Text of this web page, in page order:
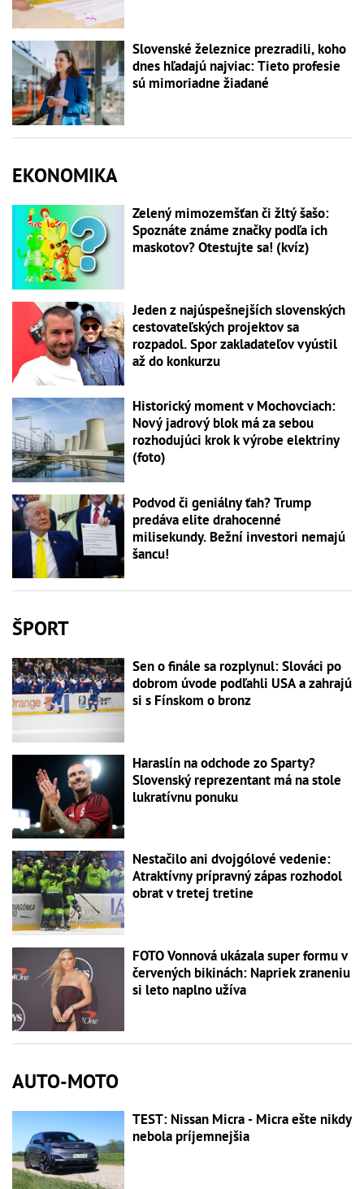
Slovenské železnice prezradili, koho
dnes hľadajú najviac: Tieto profesie
sú mimoriadne žiadané
EKONOMIKA
Zelený mimozemšťan či žltý šašo:
Spoznáte známe značky podľa ich
maskotov? Otestujte sa! (kvíz)
Jeden z najúspešnejších slovenských
cestovateľských projektov sa
rozpadol. Spor zakladateľov vyústil
až do konkurzu
Historický moment v Mochovciach:
Nový jadrový blok má za sebou
rozhodujúci krok k výrobe elektriny
(foto)
Podvod či geniálny ťah? Trump
predáva elite drahocenné
milisekundy. Bežní investori nemajú
šancu!
ŠPORT
Sen o finále sa rozplynul: Slováci po
dobrom úvode podľahli USA a zahrajú
si s Fínskom o bronz
Haraslín na odchode zo Sparty?
Slovenský reprezentant má na stole
lukratívnu ponuku
Nestačilo ani dvojgólové vedenie:
Atraktívny prípravný zápas rozhodol
obrat v tretej tretine
FOTO Vonnová ukázala super formu v
červených bikinách: Napriek zraneniu
si leto naplno užíva
AUTO-MOTO
TEST: Nissan Micra - Micra ešte nikdy
nebola príjemnejšia